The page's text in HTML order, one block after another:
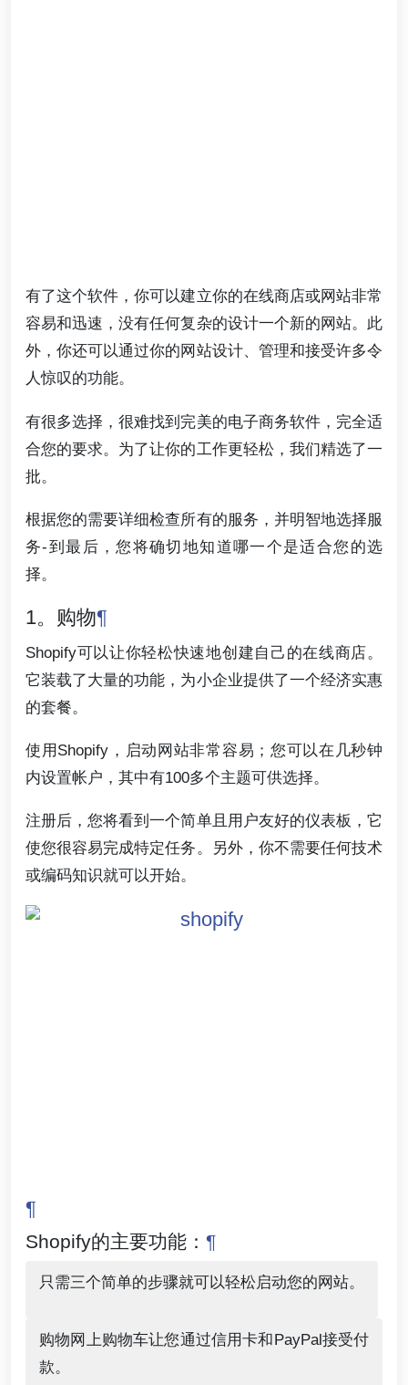
有了这个软件，你可以建立你的在线商店或网站非常
容易和迅速，没有任何复杂的设计一个新的网站。此
外，你还可以通过你的网站设计、管理和接受许多令
人惊叹的功能。
有很多选择，很难找到完美的电子商务软件，完全适
合您的要求。为了让你的工作更轻松，我们精选了一
批。
根据您的需要详细检查所有的服务，并明智地选择服
务-到最后，您将确切地知道哪一个是适合您的选
择。
1。购物¶
Shopify可以让你轻松快速地创建自己的在线商店。
它装载了大量的功能，为小企业提供了一个经济实惠
的套餐。
使用Shopify，启动网站非常容易；您可以在几秒钟
内设置帐户，其中有100多个主题可供选择。
注册后，您将看到一个简单且用户友好的仪表板，它
使您很容易完成特定任务。另外，你不需要任何技术
或编码知识就可以开始。
¶
Shopify的主要功能： ¶
只需三个简单的步骤就可以轻松启动您的网站。
购物网上购物车让您通过信用卡和PayPal接受付
款。